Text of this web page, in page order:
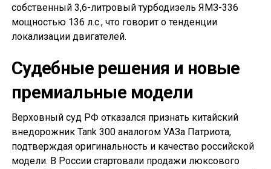
собственный 3,6-литровый турбодизель ЯМЗ-336
мощностью 136 л.с., что говорит о тенденции
локализации двигателей.
Судебные решения и новые
премиальные модели
Верховный суд РФ отказался признать китайский
внедорожник Tank 300 аналогом УАЗа Патриота,
подтверждая оригинальность и качество российской
модели. В России стартовали продажи люксового